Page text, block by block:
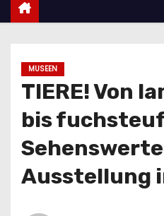
MUSEEN
TIERE! Von
bis
Sehenswerte
Ausstellung